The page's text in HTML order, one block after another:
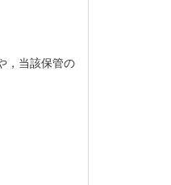
，当該保管の